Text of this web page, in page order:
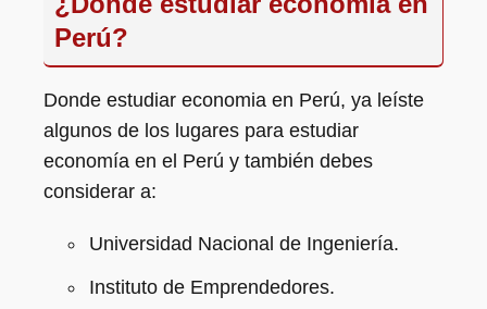
Perú?
Donde estudiar economia en Perú, ya leíste
algunos de los lugares para estudiar
economía en el Perú y también debes
considerar a:
Universidad Nacional de Ingeniería.
Instituto de Emprendedores.